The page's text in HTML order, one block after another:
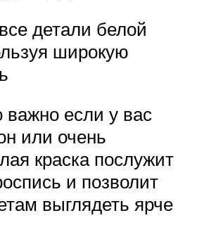
детали белой
широкую
важно если у вас
или очень
краска послужит
и позволит
выглядеть ярче